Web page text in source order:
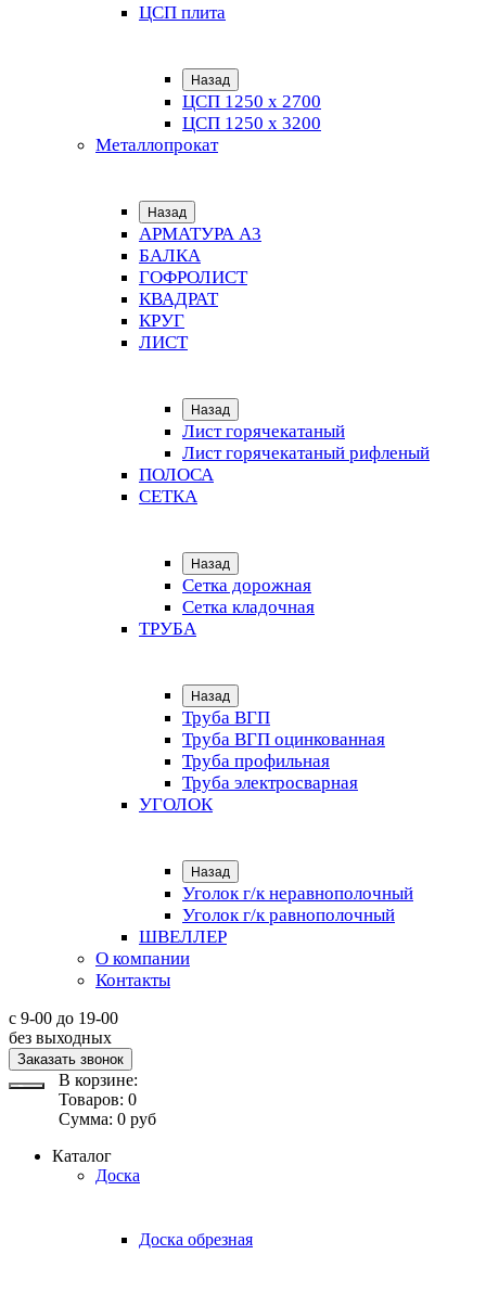
ЦСП плита
Назад
ЦСП 1250 х 2700
ЦСП 1250 х 3200
Металлопрокат
Назад
АРМАТУРА А3
БАЛКА
ГОФРОЛИСТ
КВАДРАТ
КРУГ
ЛИСТ
Назад
Лист горячекатаный
Лист горячекатаный рифленый
ПОЛОСА
СЕТКА
Назад
Сетка дорожная
Сетка кладочная
ТРУБА
Назад
Труба ВГП
Труба ВГП оцинкованная
Труба профильная
Труба электросварная
УГОЛОК
Назад
Уголок г/к неравнополочный
Уголок г/к равнополочный
ШВЕЛЛЕР
О компании
Контакты
с 9-00 до 19-00
без выходных
Заказать звонок
В корзине:
Товаров: 0
Сумма: 0 руб
Каталог
Доска
Доска обрезная